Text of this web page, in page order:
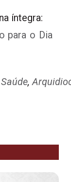
íntegra:
para o Dia
,